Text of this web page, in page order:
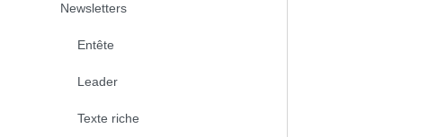
Newsletters
Entête
Leader
Texte riche